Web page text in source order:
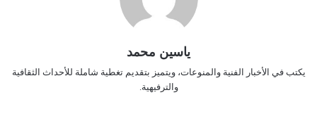
ياسين محمد
يكتب في الأخبار الفنية والمنوعات، ويتميز بتقديم تغطية شاملة للأحداث الثقافية
والترفيهية.